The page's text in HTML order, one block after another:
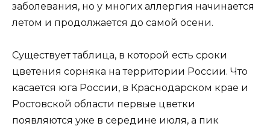
заболевания, но у многих аллергия начинается
летом и продолжается до самой осени.
Существует таблица, в которой есть сроки
цветения сорняка на территории России. Что
касается юга России, в Краснодарском крае и
Ростовской области первые цветки
появляются уже в середине июля, а пик